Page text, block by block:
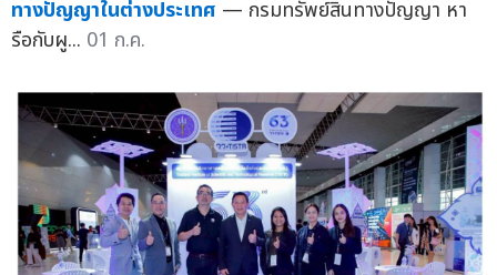
ทางปัญญาในต่างประเทศ — กรมทรัพย์สินทางปัญญา หา
รือกับผู... 01 ก.ค.